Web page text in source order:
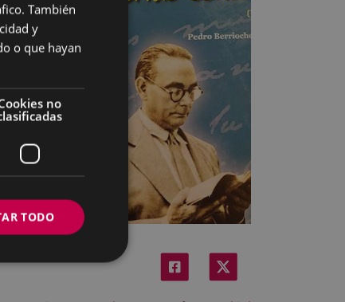
BASQUE
También
y
o que hayan
no
TODO